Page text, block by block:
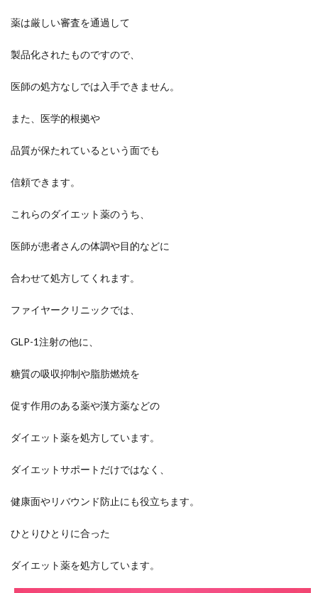
薬は厳しい審査を通過して
製品化されたものですので、
医師の処方なしでは入手できません。
また、医学的根拠や
品質が保たれているという面でも
信頼できます。
これらのダイエット薬のうち、
医師が患者さんの体調や目的などに
合わせて処方してくれます。
ファイヤークリニックでは、
GLP-1注射の他に、
糖質の吸収抑制や脂肪燃焼を
促す作用のある薬や漢方薬などの
ダイエット薬を処方しています。
ダイエットサポートだけではなく、
健康面やリバウンド防止にも役立ちます。
ひとりひとりに合った
ダイエット薬を処方しています。